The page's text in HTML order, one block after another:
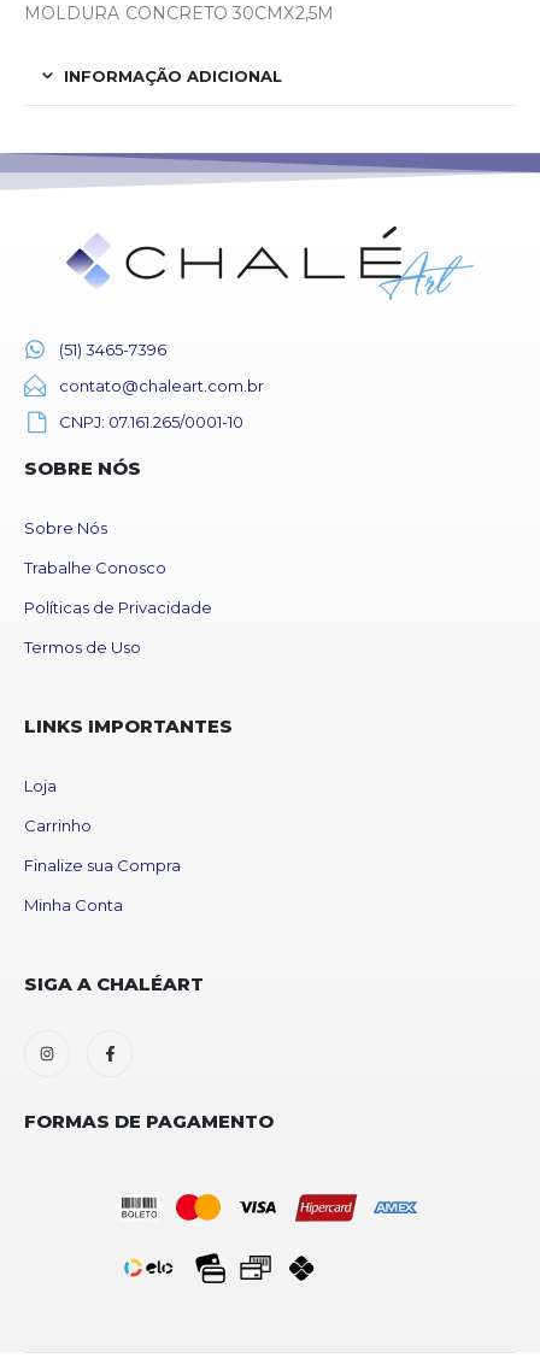
MOLDURA CONCRETO 30CMX2,5M
INFORMAÇÃO ADICIONAL
(51) 3465-7396
contato@chaleart.com.br
CNPJ: 07.161.265/0001-10
SOBRE NÓS
Sobre Nós
Trabalhe Conosco
Políticas de Privacidade
Termos de Uso
LINKS IMPORTANTES
Loja
Carrinho
Finalize sua Compra
Minha Conta
SIGA A CHALÉART
FORMAS DE PAGAMENTO